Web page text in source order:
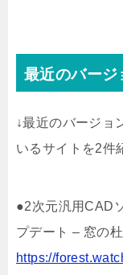
最近のバージ
↓最近のバージョ
いるサイトを2件
●2次元汎用CAD
プデート – 窓の杜
https://